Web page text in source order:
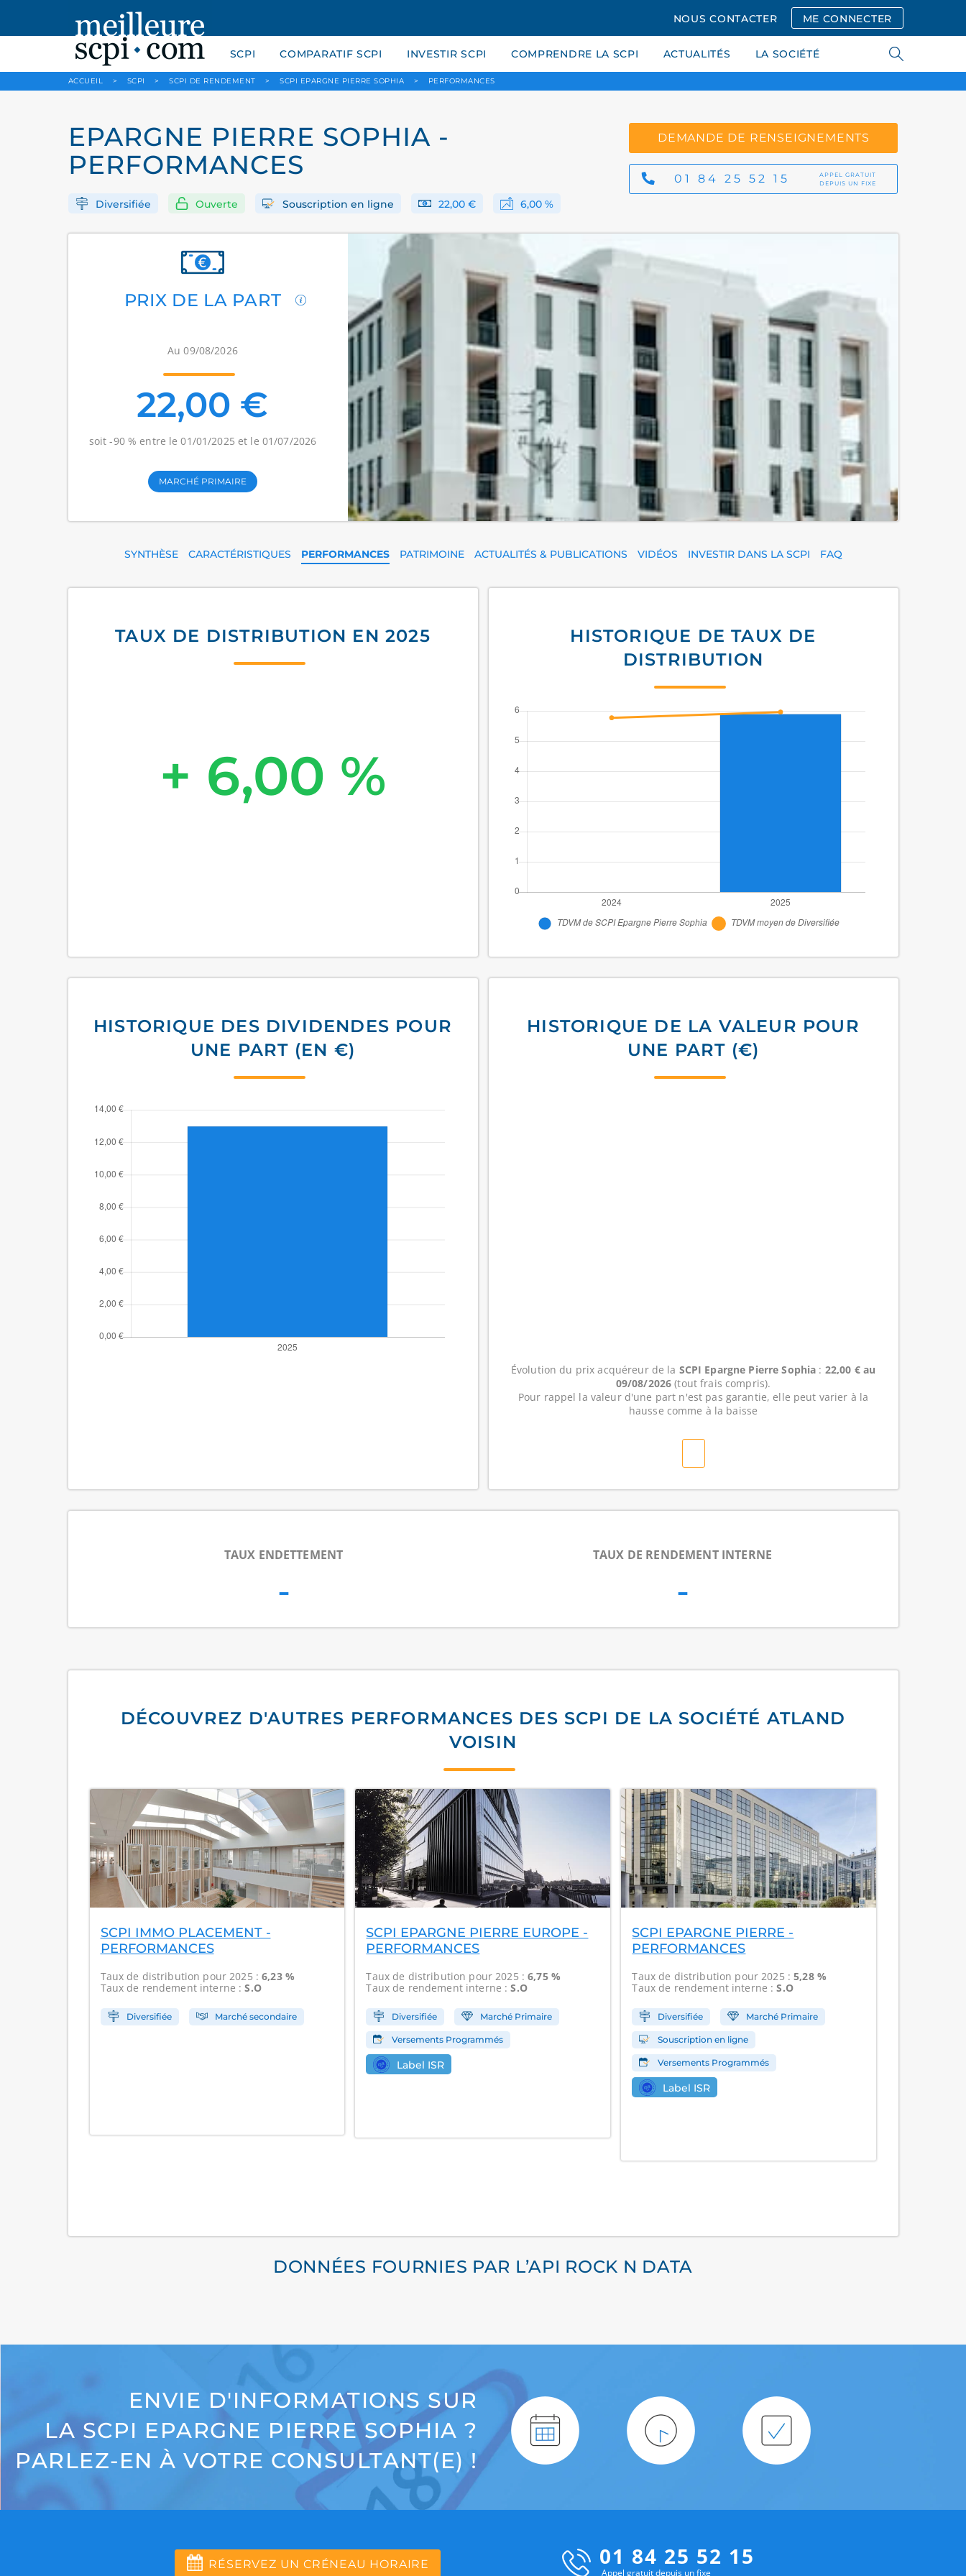
NOUS CONTACTER ME CONNECTER
SCPI COMPARATIF SCPI INVESTIR SCPI COMPRENDRE LA SCPI ACTUALITÉS LA SOCIÉTÉ
ACCUEIL > SCPI > SCPI DE RENDEMENT > SCPI EPARGNE PIERRE SOPHIA > PERFORMANCES
EPARGNE PIERRE SOPHIA -
PERFORMANCES
Diversifiée Ouverte Souscription en ligne 22,00 € 6,00 %
DEMANDE DE RENSEIGNEMENTS
01 84 25 52 15
APPEL GRATUIT
DEPUIS UN FIXE
PRIX DE LA PART
Au 09/08/2026
22,00 €
soit -90 % entre le 01/01/2025 et le 01/07/2026
MARCHÉ PRIMAIRE
SYNTHÈSE CARACTÉRISTIQUES PERFORMANCES PATRIMOINE ACTUALITÉS & PUBLICATIONS VIDÉOS INVESTIR DANS LA SCPI FAQ
TAUX DE DISTRIBUTION EN 2025
+ 6,00 %
HISTORIQUE DE TAUX DE
DISTRIBUTION
HISTORIQUE DES DIVIDENDES POUR
UNE PART (EN €)
HISTORIQUE DE LA VALEUR POUR
UNE PART (€)
Évolution du prix acquéreur de la SCPI Epargne Pierre Sophia : 22,00 € au
09/08/2026(tout frais compris).
Pour rappel la valeur d'une part n'est pas garantie, elle peut varier à la
hausse comme à la baisse
TAUX ENDETTEMENT
-
TAUX DE RENDEMENT INTERNE
-
DÉCOUVREZ D'AUTRES PERFORMANCES DES SCPI DE LA SOCIÉTÉ ATLAND
VOISIN
SCPI IMMO PLACEMENT -
PERFORMANCES
Taux de distribution pour 2025 :6,23 %
Taux de rendement interne :S.O
Diversifiée Marché secondaire
SCPI EPARGNE PIERRE EUROPE -
PERFORMANCES
Taux de distribution pour 2025 :6,75 %
Taux de rendement interne :S.O
Diversifiée Marché Primaire
Versements Programmés
Label ISR
SCPI EPARGNE PIERRE -
PERFORMANCES
Taux de distribution pour 2025 :5,28 %
Taux de rendement interne :S.O
Diversifiée Marché Primaire
Souscription en ligne
Versements Programmés
Label ISR
DONNÉES FOURNIES PAR L’API ROCK N DATA
ENVIE D'INFORMATIONS SUR
LA SCPI EPARGNE PIERRE SOPHIA ?
PARLEZ-EN À VOTRE CONSULTANT(E) !
RÉSERVEZ UN CRÉNEAU HORAIRE 01 84 25 52 15
Appel gratuit depuis un fixe